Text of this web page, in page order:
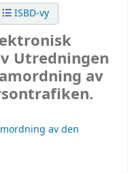
ISBD-vy
Utredningen
av
av den